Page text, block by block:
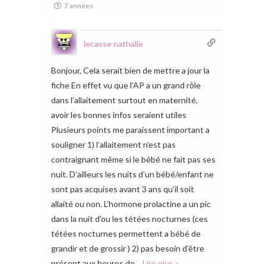
7 années
lecasse nathalie
Bonjour, Cela serait bien de mettre a jour la
fiche En effet vu que l’AP a un grand rôle
dans l’allaitement surtout en maternité,
avoir les bonnes infos seraient utiles
Plusieurs points me paraissent important a
souligner 1) l’allaitement n’est pas
contraignant même si le bébé ne fait pas ses
nuit. D’ailleurs les nuits d’un bébé/enfant ne
sont pas acquises avant 3 ans qu’il soit
allaité ou non. L’hormone prolactine a un pic
dans la nuit d’ou les tétées nocturnes (ces
tétées nocturnes permettent a bébé de
grandir et de grossir ) 2) pas besoin d’être